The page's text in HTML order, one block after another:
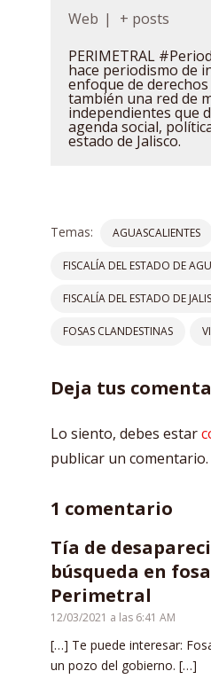
Web |
+ posts
PERIMETRAL
hace periodismo de
enfoque de
también una red de
independientes que
agenda social,
estado de Jalisco.
Temas: AGUASCALIENTES
FISCALÍA DEL ESTADO DE
FISCALÍA DEL ESTADO DE
FOSAS CLANDESTINAS
Deja tus
Lo siento, debes estar
publicar un comentario.
1 comentario
Tía de
búsqueda en
Perimetral
12/03/2021 a las 6:41 AM
[…] Te puede interesar:
un pozo del gobierno. […]